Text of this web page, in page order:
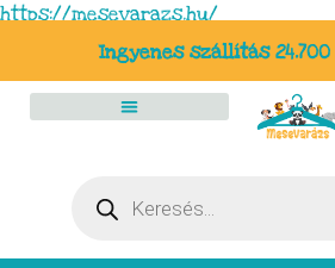
https://mesevarazs.hu/
Ingyenes szállítás